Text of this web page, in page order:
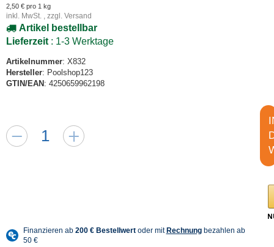
2,50 € pro 1 kg
inkl. MwSt. , zzgl. Versand
Artikel bestellbar
Lieferzeit : 1-3 Werktage
Artikelnummer: X832
Hersteller: Poolshop123
GTIN/EAN : 4250659962198